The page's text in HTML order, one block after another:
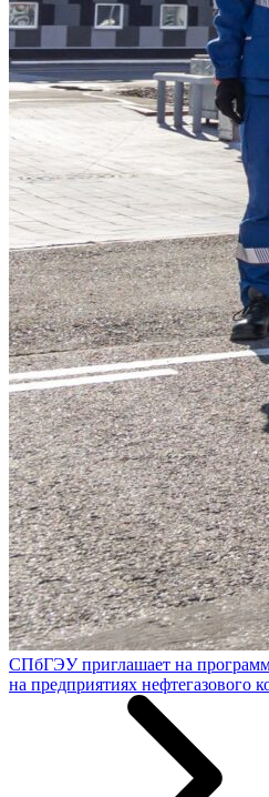
СПбГЭУ приглашает на
на предприятиях нефтегазового